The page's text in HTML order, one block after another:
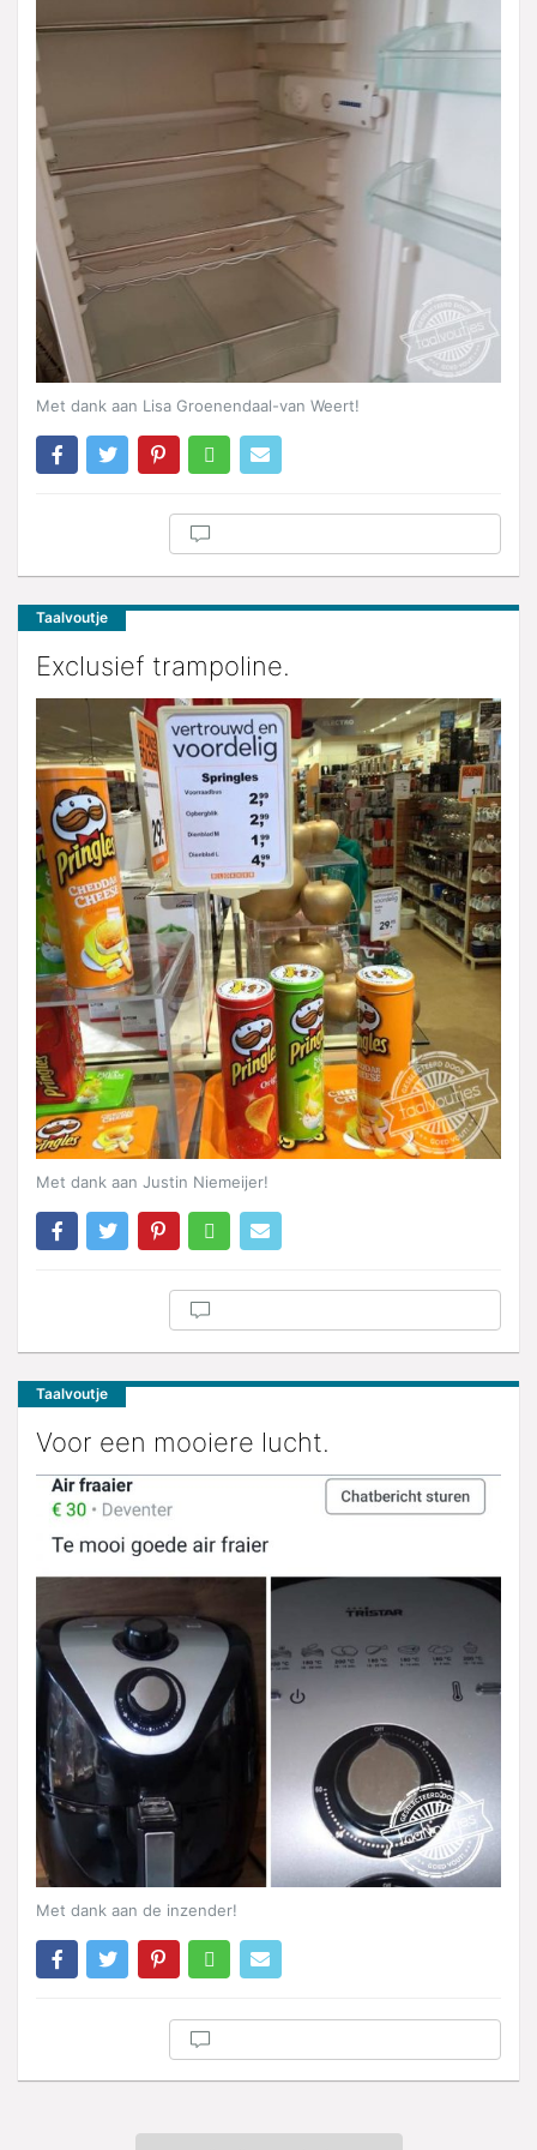
Met dank aan Lisa Groenendaal-van Weert!
Taalvoutje
Exclusief trampoline.
Met dank aan Justin Niemeijer!
Taalvoutje
Voor een mooiere lucht.
Met dank aan de inzender!